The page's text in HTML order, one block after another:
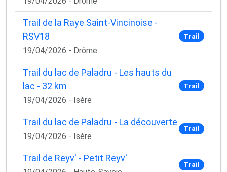
Trail de la Raye Saint-Vincinoise -
RSV18
19/04/2026 - Drôme
Trail
Trail du lac de Paladru - Les hauts du
lac - 32 km
19/04/2026 - Isère
Trail
Trail du lac de Paladru - La découverte
19/04/2026 - Isère
Trail
Trail de Reyv' - Petit Reyv'
Trail